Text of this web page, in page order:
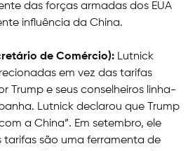
das forças armadas dos EUA
influência da China.
de Comércio): Lutnick
em vez das tarifas
Trump e seus conselheiros linha-
Lutnick declarou que Trump
a China”. Em setembro, ele
tarifas são uma ferramenta de